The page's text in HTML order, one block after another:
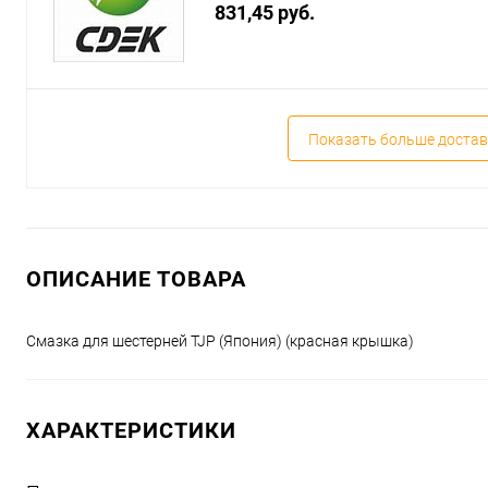
831,45 руб.
Показать больше
ОПИСАНИЕ ТОВАРА
Смазка для шестерней TJP (Япония) (красная крышка)
ХАРАКТЕРИСТИКИ